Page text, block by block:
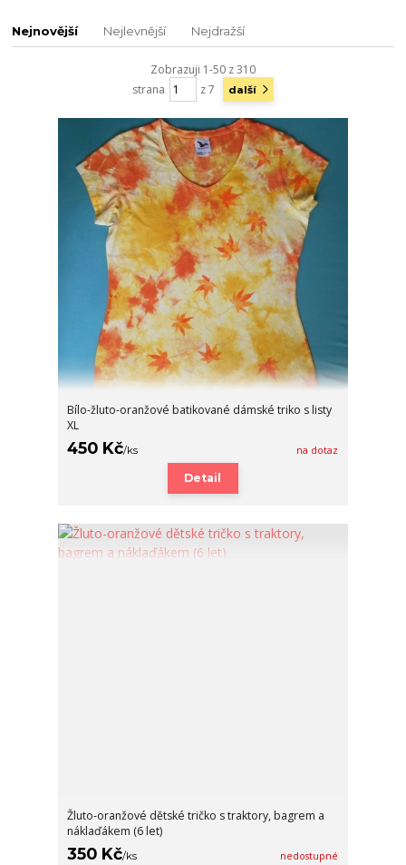
Nejnovější Nejlevnější Nejdražší
Zobrazuji 1-50 z 310
strana
z 7 další
Bílo-žluto-oranžové batikované dámské triko s listy
XL
450 Kč/ks na dotaz
Detail
Žluto-oranžové dětské tričko s traktory, bagrem a
náklaďákem (6 let)
350 Kč/ks nedostupné